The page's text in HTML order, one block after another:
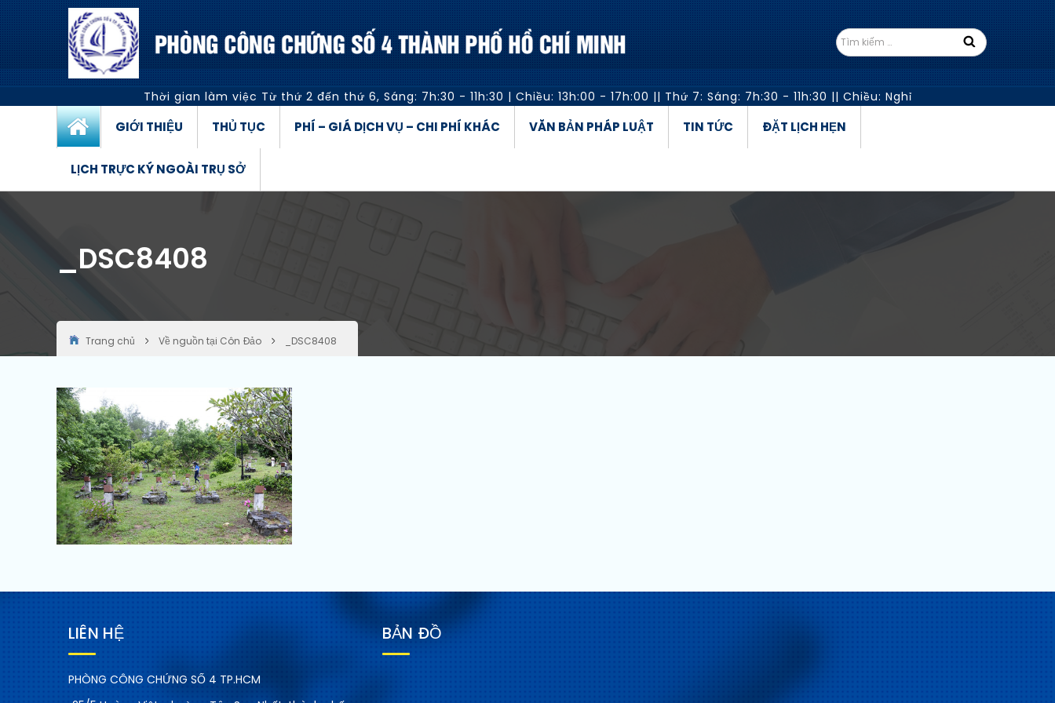
Thời gian làm việc Từ thứ 2 đến thứ 6, Sáng: 7h:30 - 11h:30 | Chiều: 13h:00 - 17h:00 || Thứ 7: Sáng: 7h:30 - 11h:30 || Chiều: Nghỉ
GIỚI THIỆU THỦ TỤC PHÍ – GIÁ DỊCH VỤ – CHI PHÍ KHÁC VĂN BẢN PHÁP LUẬT TIN TỨC ĐẶT LỊCH HẸN
LỊCH TRỰC KÝ NGOÀI TRỤ SỞ
_DSC8408
Trang chủ Về nguồn tại Côn Đảo _DSC8408
LIÊN HỆ
PHÒNG CÔNG CHỨNG SỐ 4 TP.HCM
BẢN ĐỒ